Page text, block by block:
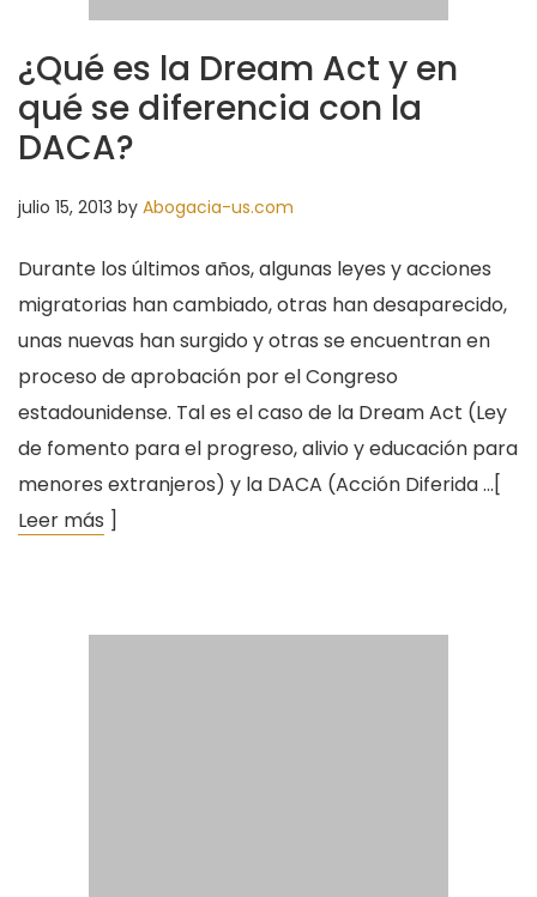
¿Qué es la Dream Act y en
qué se diferencia con la
DACA?
julio 15, 2013 by Abogacia-us.com
Durante los últimos años, algunas leyes y acciones
migratorias han cambiado, otras han desaparecido,
unas nuevas han surgido y otras se encuentran en
proceso de aprobación por el Congreso
estadounidense. Tal es el caso de la Dream Act (Ley
de fomento para el progreso, alivio y educación para
menores extranjeros) y la DACA (Acción Diferida …[
Leer más ]